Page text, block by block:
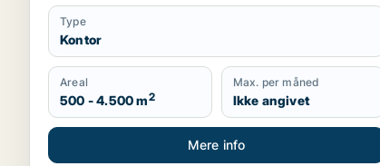
Type
Kontor
Areal
500 - 4.500 m2
Max. per måned
Ikke angivet
Mere info